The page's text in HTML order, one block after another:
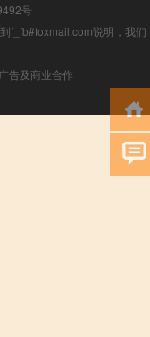
号
f_fb#foxmail.com说明，我们
告及商业合作